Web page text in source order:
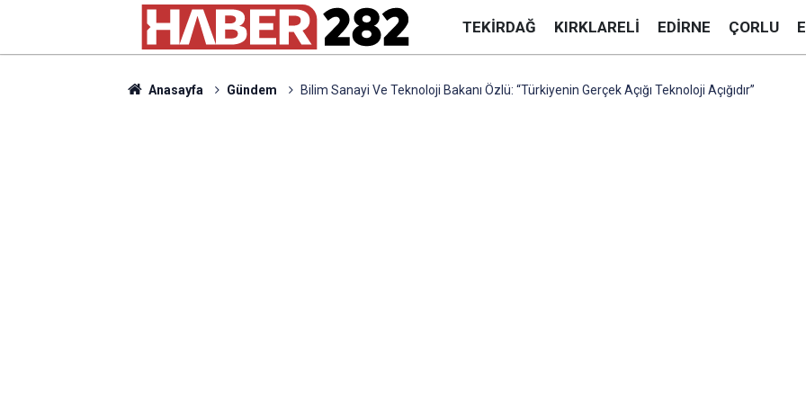
TEKIRDAĞ KIRKLARELI EDIRNE ÇORLU
Anasayfa Gündem Bilim Sanayi Ve Teknoloji Bakanı Özlü: “Türkiyenin Gerçek Açığı Teknoloji Açığıdır”